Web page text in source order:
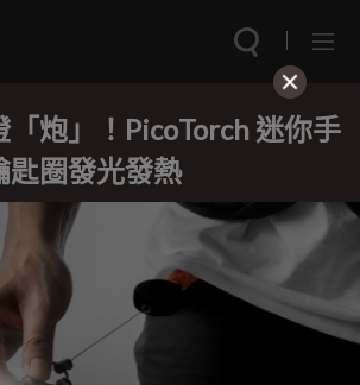
炮」！PicoTorch 迷你手
匙圈發光發熱